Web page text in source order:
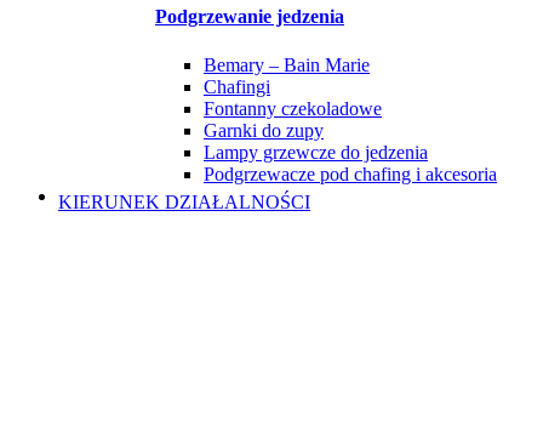
Podgrzewanie jedzenia
Bemary – Bain Marie
Chafingi
Fontanny czekoladowe
Garnki do zupy
Lampy grzewcze do jedzenia
Podgrzewacze pod chafing i akcesoria
KIERUNEK DZIAŁALNOŚCI